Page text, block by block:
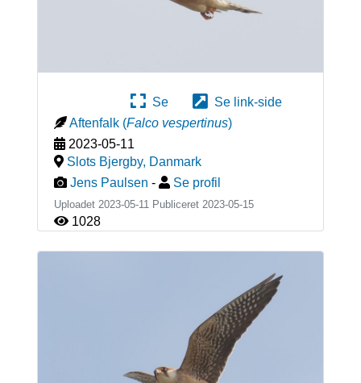
Se
Se link-side
Aftenfalk (Falco vespertinus)
2023-05-11
Slots Bjergby, Danmark
Jens Paulsen - Se profil
Uploadet 2023-05-11 Publiceret 2023-05-15
1028